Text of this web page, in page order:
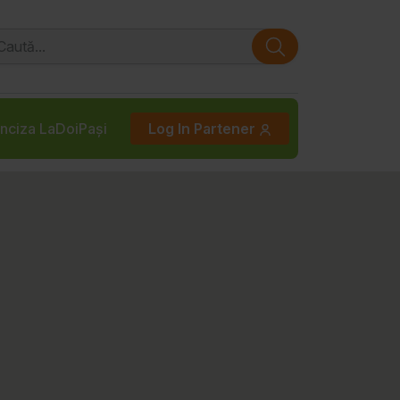
LaDoiPași Log In Partener